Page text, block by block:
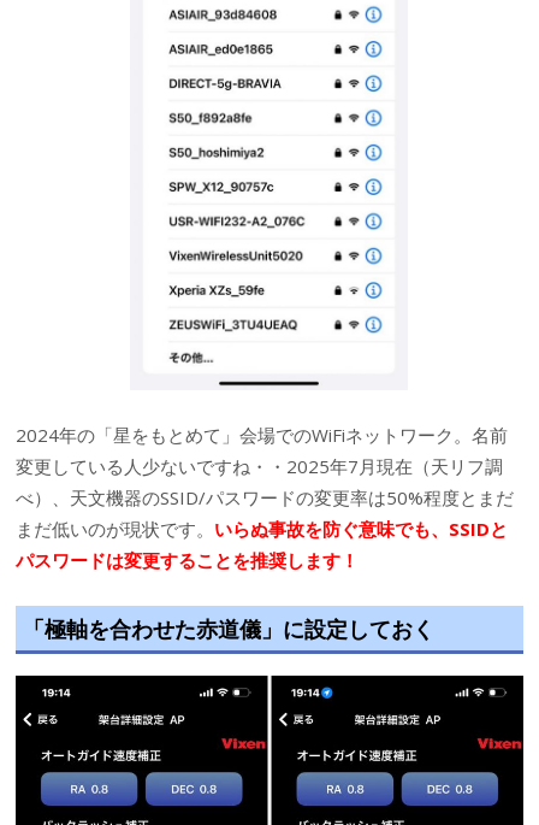
2024年の「星をもとめて」会場でのWiFiネットワーク。名前
変更している人少ないですね・・2025年7月現在（天リフ調
べ）、天文機器のSSID/パスワードの変更率は50%程度とまだ
まだ低いのが現状です。 いらぬ事故を防ぐ意味でも、SSIDと
パスワードは変更することを推奨します！
「極軸を合わせた赤道儀」に設定しておく